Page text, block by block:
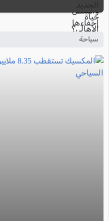
سياحة